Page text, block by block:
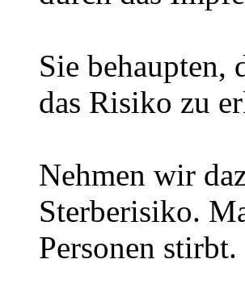
Sie behaupten,
das Risiko zu
Nehmen wir
Sterberisiko.
Personen stirbt.